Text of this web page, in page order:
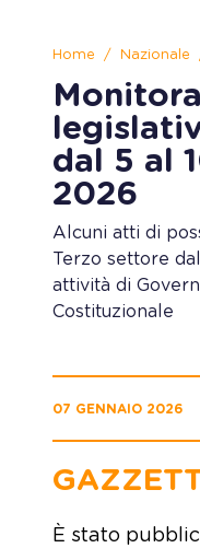
Home Nazionale
dal 5 al
2026
Alcuni atti di
Terzo settore
attività di
Costituzionale
07 GENNAIO 2026
È stato